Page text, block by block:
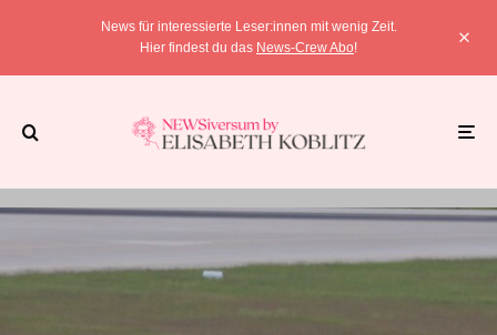
News für interessierte Leser:innen mit wenig Zeit.
Hier findest du das News-Crew Abo!